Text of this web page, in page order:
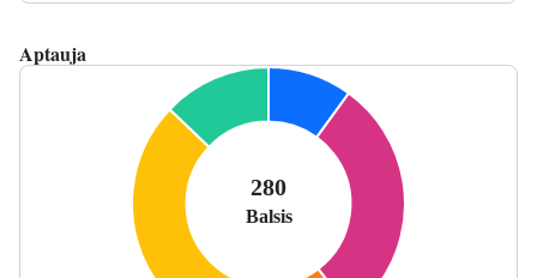
Aptauja